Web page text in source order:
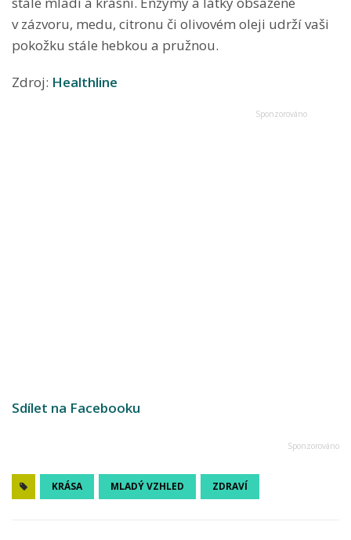
v zázvoru, medu, citronu či olivovém oleji udrží vaši
pokožku stále hebkou a pružnou.
Zdroj: Healthline
Sdílet na Facebooku
KRÁSA MLADÝ VZHLED ZDRAVÍ